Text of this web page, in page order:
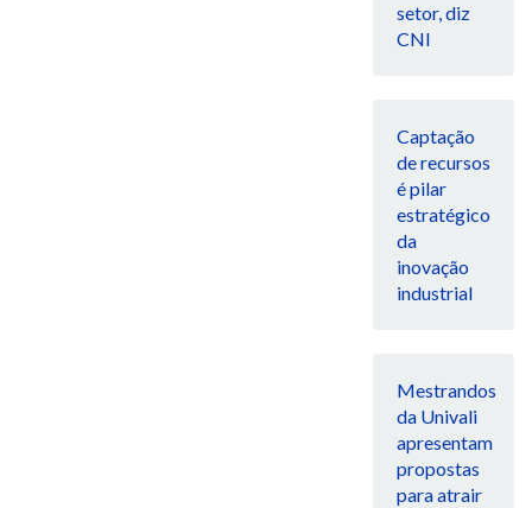
setor, diz
CNI
Captação
de recursos
é pilar
estratégico
da
inovação
industrial
Mestrandos
da Univali
apresentam
propostas
para atrair